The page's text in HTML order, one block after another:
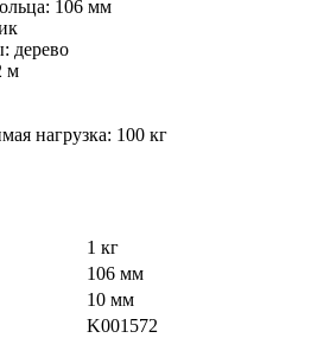
106 мм
дерево
м
нагрузка: 100 кг
1 кг
106 мм
10 мм
K001572